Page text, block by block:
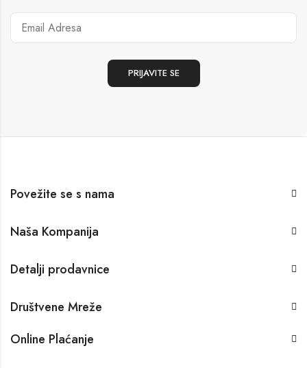
Povežite se s nama
Naša Kompanija
Detalji prodavnice
Društvene Mreže
Online Plaćanje